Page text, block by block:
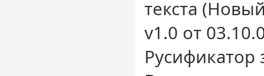
текста
v1.0 от
Русификатор